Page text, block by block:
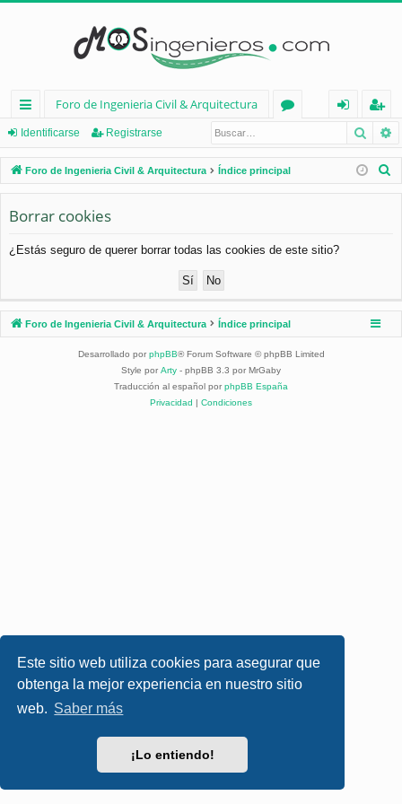
Este sitio web utiliza cookies para asegurar que
obtenga la mejor experiencia en nuestro sitio
web. Saber más
¡Lo entiendo!
nl
ac
es
rá
pi
os
Foro de Ingenieria Civil & Arquitectura
os
nt
ifi
eg
ist
ra
Identificarse Registrarse
Foro de Ingenieria Civil & Arquitectura Índice principal
Borrar cookies
¿Estás seguro de querer borrar todas las cookies de este sitio?
Foro de Ingenieria Civil & Arquitectura Índice principal
Desarrollado por phpBB® Forum Software © phpBB Limited
Style por Arty - phpBB 3.3 por MrGaby
Traducción al español por phpBB España
Privacidad | Condiciones